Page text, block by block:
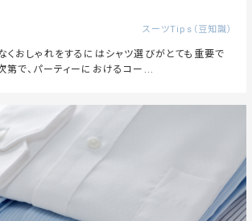
スーツTips（豆知識）
くおしゃれをするにはシャツ選びがとても重要で
第で、パーティーにおけるコー...